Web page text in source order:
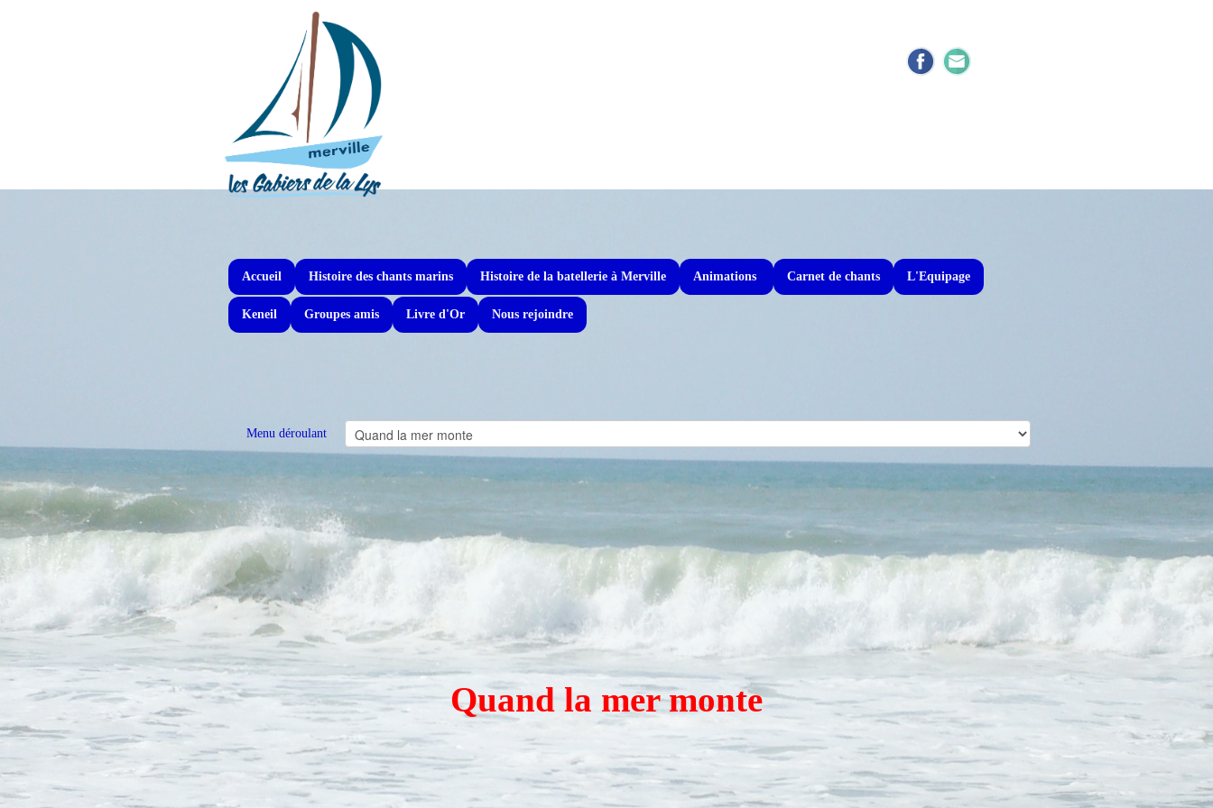
Accueil Histoire des chants marins Histoire de la batellerie à Merville Animations Carnet de chants L'Equipage
Keneil Groupes amis Livre d'Or Nous rejoindre
Menu déroulant
Quand la mer monte